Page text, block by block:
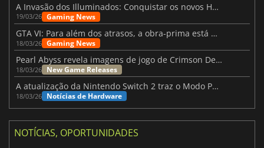
A Invasão dos Illuminados: Conquistar os novos Helldivers 2 Atualização!
19/03/26 Gaming News
GTA VI: Para além dos atrasos, a obra-prima está quase a chegar
18/03/26 Gaming News
Pearl Abyss revela imagens de jogo de Crimson Desert para a PS5
18/03/26 New Game Releases
A atualização da Nintendo Switch 2 traz o Modo Portátil aos jogos mais antigos da Switch
18/03/26 Notícias de Hardware
NOTÍCIAS, OPORTUNIDADES